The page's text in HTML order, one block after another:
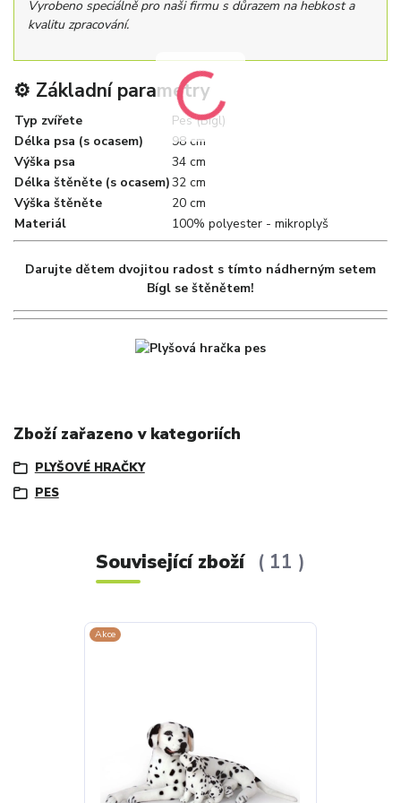
Vyrobeno speciálně pro naši firmu s důrazem na hebkost a
kvalitu zpracování.
⚙️ Základní parametry
Typ zvířete
Pes (Bígl)
Délka psa (s ocasem)
98 cm
Výška psa
34 cm
Délka štěněte (s ocasem)32 cm
Výška štěněte
20 cm
Materiál
100% polyester - mikroplyš
Darujte dětem dvojitou radost s tímto nádherným setem
Bígl se štěnětem!
Zboží zařazeno v kategoriích
PLYŠOVÉ HRAČKY
PES
Související zboží 11
Akce